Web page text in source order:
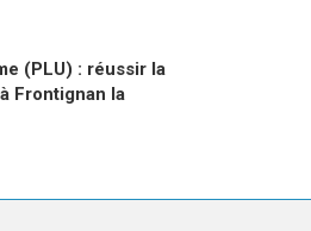
(PLU) : réussir la
Frontignan la